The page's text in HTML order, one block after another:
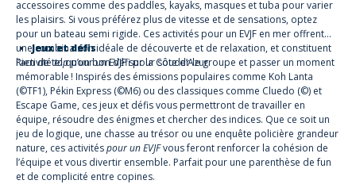
accessoires comme des paddles, kayaks, masques et tuba pour varier
les plaisirs. Si vous préférez plus de vitesse et de sensations, optez
pour un bateau semi rigide. Ces activités pour un EVJF en mer offrent
une combinaison idéale de découverte et de relaxation, et constituent
l’activitétoppour un EVJF sur la Côte d’Azur.
Jeux et défis
Rien de tel qu’un bon défi pour souder le groupe et passer un moment
mémorable ! Inspirés des émissions populaires comme Koh Lanta
(©TF1), Pékin Express (©M6) ou des classiques comme Cluedo (©) et
Escape Game, ces jeux et défis vous permettront de travailler en
équipe, résoudre des énigmes et chercher des indices. Que ce soit un
jeu de logique, une chasse au trésor ou une enquête policière grandeur
nature, ces activitéspour un EVJFvous feront renforcer la cohésion de
l’équipe et vous divertir ensemble. Parfait pour une parenthèse de fun
et de complicité entre copines.